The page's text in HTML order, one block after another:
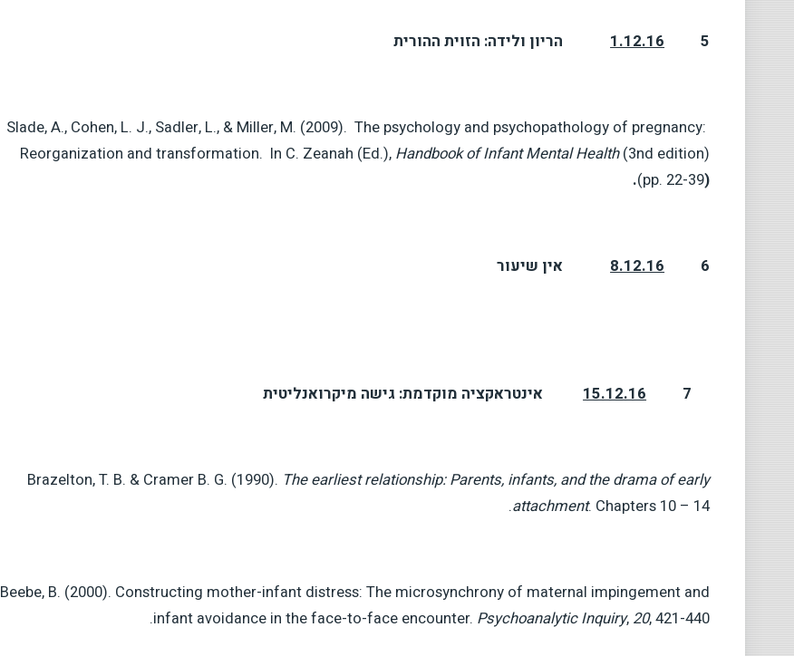
5
1.12.16 הריון ולידה: הזוית ההורית
Slade, A., Cohen, L. J., Sadler, L., & Miller, M. (2009). The psychology and psychopathology of pregnancy:
Reorganization and transformation. In C. Zeanah (Ed.), Handbook of Infant Mental Health(3nd edition)
(pp. 22-39).
6
8.12.16 אין שיעור
15.12.16אינטראקציה מוקדמת: גישה מיקרואנליטית
Brazelton, T. B. & Cramer B. G. (1990). The earliest relationship: Parents, infants, and the drama of early
attachment. Chapters 10 – 14.
Beebe, B. (2000). Constructing mother-infant distress: The microsynchrony of maternal impingement and
infant avoidance in the face-to-face encounter. Psychoanalytic Inquiry, 20, 421-440.